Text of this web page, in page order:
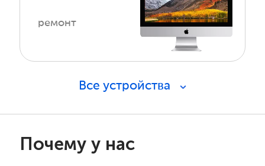
ремонт
Все устройства
Почему у нас